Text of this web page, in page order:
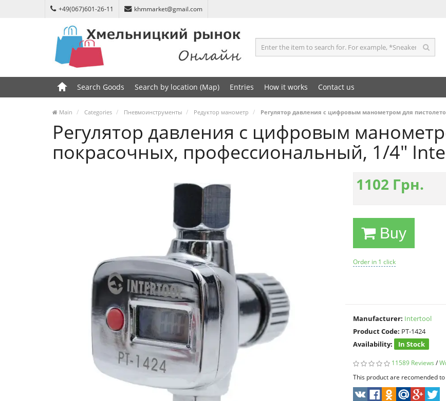
+49(067)601-26-11 khmmarket@gmail.com
Search Goods Search by location (Map) Entries How it works Contact us
Main Categories Пневмоинструменты Редуктор манометр Регулятор давления с цифровым манометром для
Регулятор давления с цифровым
покрасочных, профессиональный, 1/4"
1102 Грн.
Buy
Order in 1 click
Manufacturer: Intertool
Product Code: PT-1424
Availability:
In Stock
11589 Reviews /
This product are recomended